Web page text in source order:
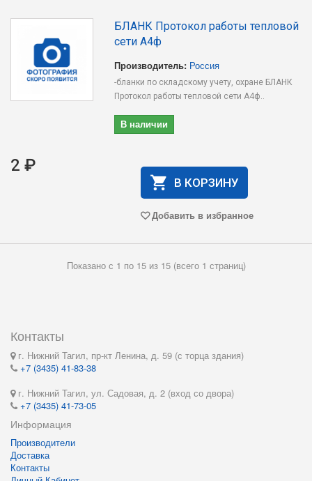
БЛАНК Протокол работы тепловой
сети А4ф
Производитель: Россия
-бланки по складскому учету, охране БЛАНК
Протокол работы тепловой сети А4ф..
В наличии
2 ₽
В КОРЗИНУ
Добавить в избранное
Показано с 1 по 15 из 15 (всего 1 страниц)
Контакты
г. Нижний Тагил, пр-кт Ленина, д. 59 (с торца здания)
+7 (3435) 41-83-38
г. Нижний Тагил, ул. Садовая, д. 2 (вход со двора)
+7 (3435) 41-73-05
Информация
Производители
Доставка
Контакты